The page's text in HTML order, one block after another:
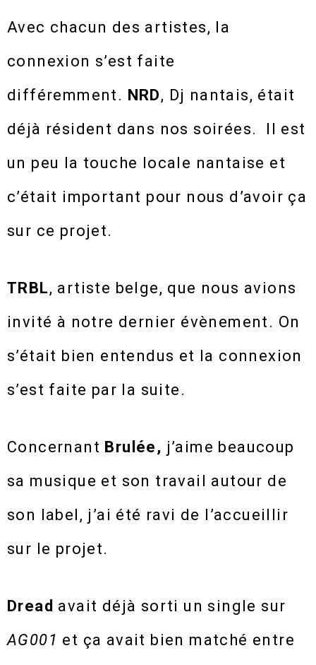
Avec chacun des artistes, la
connexion s’est faite
différemment. NRD, Dj nantais, était
déjà résident dans nos soirées. Il est
un peu la touche locale nantaise et
c’était important pour nous d’avoir ça
sur ce projet.
TRBL, artiste belge, que nous avions
invité à notre dernier évènement. On
s’était bien entendus et la connexion
s’est faite par la suite.
Concernant Brulée, j’aime beaucoup
sa musique et son travail autour de
son label, j’ai été ravi de l’accueillir
sur le projet.
Dread avait déjà sorti un single sur
AG001 et ça avait bien matché entre